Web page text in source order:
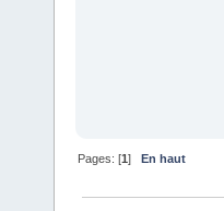
Pages: [1]En haut